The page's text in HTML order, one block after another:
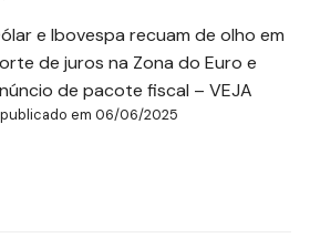
e Ibovespa recuam de olho em
de juros na Zona do Euro e
de pacote fiscal – VEJA
publicado em 06/06/2025